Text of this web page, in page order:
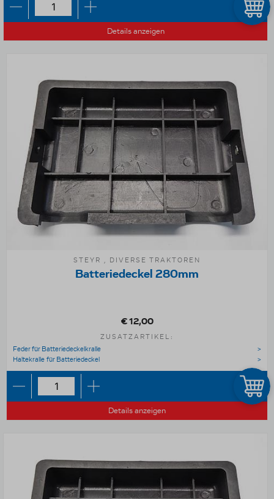
Details anzeigen
STEYR , DIVERSE TRAKTOREN
Batteriedeckel 280mm
€ 12,00
ZUSATZARTIKEL:
Feder für Batteriedeckelkralle
Haltekralle für Batteriedeckel
Details anzeigen